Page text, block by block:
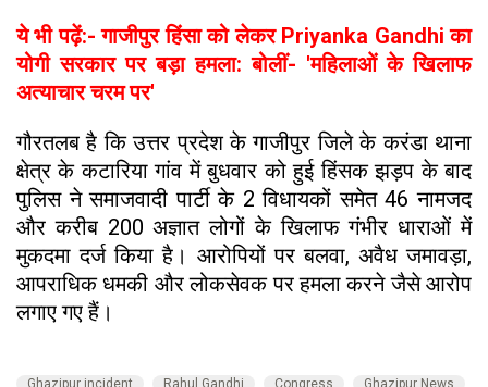
ये भी पढ़ें:- गाजीपुर हिंसा को लेकर Priyanka Gandhi का
योगी सरकार पर बड़ा हमला: बोलीं- 'महिलाओं के खिलाफ
अत्याचार चरम पर'
गौरतलब है कि उत्तर प्रदेश के गाजीपुर जिले के करंडा थाना
क्षेत्र के कटारिया गांव में बुधवार को हुई हिंसक झड़प के बाद
पुलिस ने समाजवादी पार्टी के 2 विधायकों समेत 46 नामजद
और करीब 200 अज्ञात लोगों के खिलाफ गंभीर धाराओं में
मुकदमा दर्ज किया है। आरोपियों पर बलवा, अवैध जमावड़ा,
आपराधिक धमकी और लोकसेवक पर हमला करने जैसे आरोप
लगाए गए हैं।
Ghazipur incident Rahul Gandhi Congress
Ghazipur News